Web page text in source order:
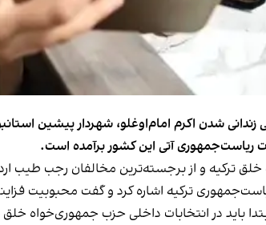
زندانی شدن اکرم امام‌اوغلو، شهردار پیشین
ریاست‌جمهوری آتی این کشور برآمده است.
ترکیه اشاره کرد و گفت محبوبیت
باید در انتخابات داخلی حزب جمهوری‌خواه